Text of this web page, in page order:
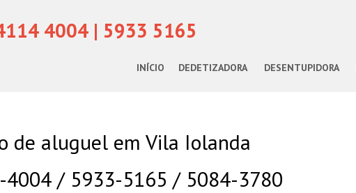
4004 | 5933 5165
INÍCIO DEDETIZADORA DESENTUPIDORA
de aluguel em Vila Iolanda
4004 / 5933-5165 / 5084-3780